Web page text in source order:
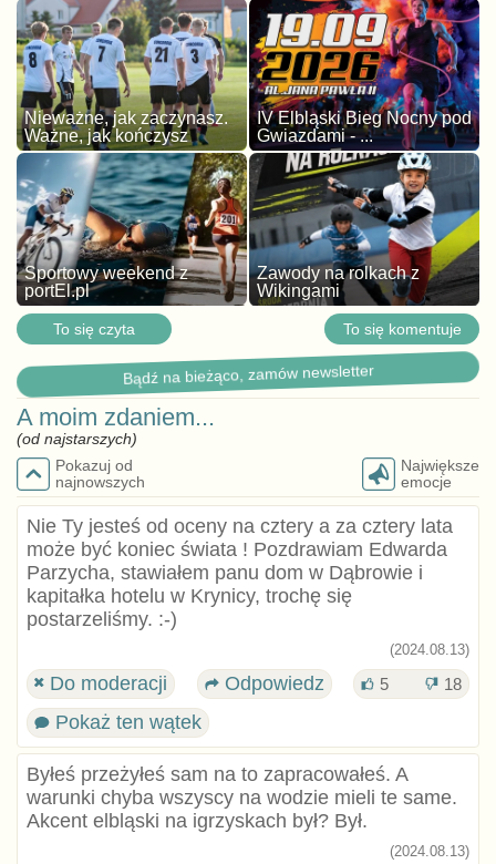
Nieważne, jak zaczynasz.
Ważne, jak kończysz
IV Elbląski Bieg Nocny pod
Gwiazdami - ...
Sportowy weekend z
portEl.pl
Zawody na rolkach z
Wikingami
To się czyta To się komentuje
Bądź na bieżąco, zamów newsletter
A moim zdaniem...
(od najstarszych)
Pokazuj od
najnowszych
Największe
emocje
Nie Ty jesteś od oceny na cztery a za cztery lata
może być koniec świata ! Pozdrawiam Edwarda
Parzycha, stawiałem panu dom w Dąbrowie i
kapitałka hotelu w Krynicy, trochę się
postarzeliśmy. :⁠-⁠)
(2024.08.13)
Do moderacji Odpowiedz 5 18
Pokaż ten wątek
Byłeś przeżyłeś sam na to zapracowałeś. A
warunki chyba wszyscy na wodzie mieli te same.
Akcent elbląski na igrzyskach był? Był.
(2024.08.13)